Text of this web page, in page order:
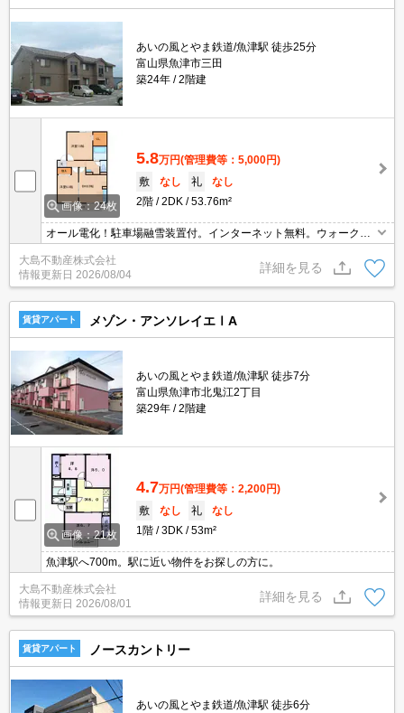
あいの風とやま鉄道/魚津駅 徒歩25分
富山県魚津市三田
築24年
2階建
画像：24枚
5.8万円(管理費等：5,000円)
敷
なし 礼
なし
2階
2DK 53.76m²
オール電化！駐車場融雪装置付。インターネット無料。ウォークイ
ンクローゼット付き。物置付
大島不動産株式会社
情報更新日 2026/08/04
詳細を見る
賃貸アパート メゾン・アンソレイエⅠA
あいの風とやま鉄道/魚津駅 徒歩7分
富山県魚津市北鬼江2丁目
築29年
2階建
画像：21枚
4.7万円(管理費等：2,200円)
敷
なし 礼
なし
1階
3DK 53m²
魚津駅へ700m。駅に近い物件をお探しの方に。
大島不動産株式会社
情報更新日 2026/08/01
詳細を見る
賃貸アパート ノースカントリー
あいの風とやま鉄道/魚津駅 徒歩6分